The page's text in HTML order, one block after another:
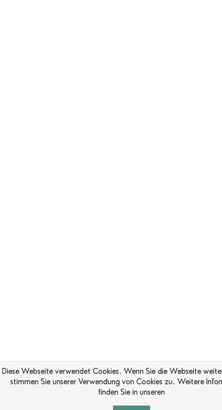
Diese Webseite verwendet Cookies. Wenn Sie die Webseite
stimmen Sie unserer Verwendung von Cookies zu. Weitere
finden Sie in unseren